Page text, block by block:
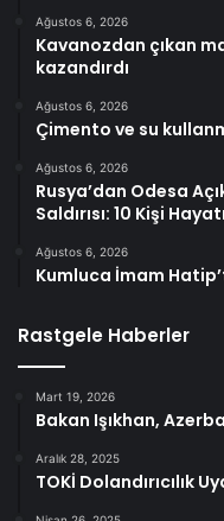
Ağustos 6, 2026
Kavanozdan çıkan
kazandırdı
Ağustos 6, 2026
Çimento ve su
Ağustos 6, 2026
Rusya’dan Odesa
Saldırısı: 10 Kişi
Ağustos 6, 2026
Kumluca İmam
Rastgele Haberler
Mart 19, 2026
Bakan Işıkhan,
Aralık 28, 2025
TOKİ Dolandırıcılık